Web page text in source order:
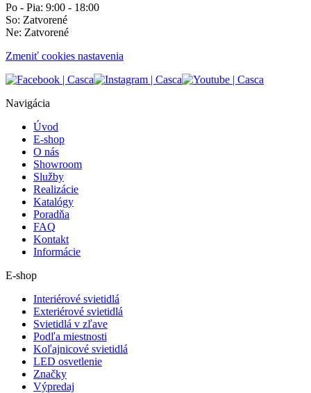
Po - Pia: 9:00 - 18:00
So: Zatvorené
Ne: Zatvorené
Zmeniť cookies nastavenia
Navigácia
Úvod
E-shop
O nás
Showroom
Služby
Realizácie
Katalógy
Poradňa
FAQ
Kontakt
Informácie
E-shop
Interiérové svietidlá
Exteriérové svietidlá
Svietidlá v zľave
Podľa miestnosti
Koľajnicové svietidlá
LED osvetlenie
Značky
Výpredaj